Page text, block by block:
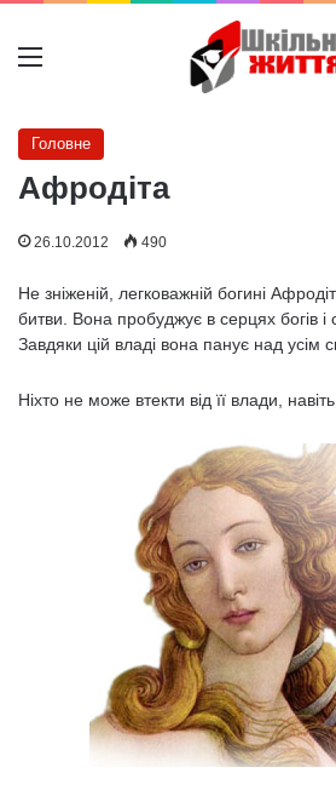
Меню
Головне
Афродіта
26.10.2012 490
He зніженій, легковажній богині
битви. Вона пробуджує в серцях богів
Завдяки цій владі вона панує над усім
Ніхто не може втекти від її влади,